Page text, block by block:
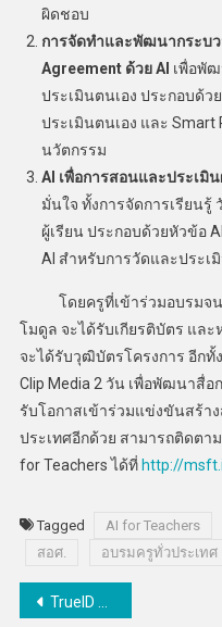
ผิดชอบ
การจัดทำและพัฒนากระบ
Agreement ด้วยAI เพื่อพั
ประเมินตนเอง ประกอบด้ว
ประเมินตนเอง และ Smart
นวัตกรรม
AI เพื่อการสอนและประเมิ
มั่นใจ ทั้งการจัดการเรียน
ผู้เรียน ประกอบด้วยหัวข้อ
AI สำหรับการวัดและประเ
โดยครูที่เข้าร่วมอบรมจน
โมดูล จะได้รับเกียรติบัตร แล
จะได้รับวุฒิบัตรโครงการ อีกทั้
Clip Media 2 วัน เพื่อพัฒนาสื่อ
รับโอกาสเข้าร่วมแข่งขันสร้า
ประเทศอีกด้วย สามารถติดตา
for Teachers ได้ที่ http://
Tagged AI for Teachers
สอศ.
อบรมครูทั่วประเทศ
แนะแนว
TrueID Game Hub : ขีดสุดแห่ง Cloud Gaming เปิด Open Beta วันนี้ หลังยอดพุ่งทะลุ 3 วัน15 ล้านครั้งในงาน gamescom asia x Thailand